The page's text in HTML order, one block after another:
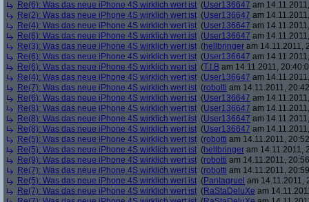
Re(6): Was das neue iPhone 4S wirklich wert ist (User136647 am
Re(2): Was das neue iPhone 4S wirklich wert ist (User136647 am
Re(4): Was das neue iPhone 4S wirklich wert ist (User136647 am
Re(6): Was das neue iPhone 4S wirklich wert ist (User136647 am
Re(3): Was das neue iPhone 4S wirklich wert ist (hellbringer am 14.11.2011,
Re(6): Was das neue iPhone 4S wirklich wert ist (User136647 am
Re(6): Was das neue iPhone 4S wirklich wert ist (T.I.B am 14.11.2011,
Re(4): Was das neue iPhone 4S wirklich wert ist (User136647 am
Re(7): Was das neue iPhone 4S wirklich wert ist (robotti am 14.11.2011,
Re(6): Was das neue iPhone 4S wirklich wert ist (User136647 am
Re(8): Was das neue iPhone 4S wirklich wert ist (User136647 am
Re(8): Was das neue iPhone 4S wirklich wert ist (User136647 am
Re(8): Was das neue iPhone 4S wirklich wert ist (User136647 am
Re(5): Was das neue iPhone 4S wirklich wert ist (robotti am 14.11.2011,
Re(5): Was das neue iPhone 4S wirklich wert ist (hellbringer am 14.11.2011,
Re(9): Was das neue iPhone 4S wirklich wert ist (robotti am 14.11.2011,
Re(7): Was das neue iPhone 4S wirklich wert ist (robotti am 14.11.2011,
Re(5): Was das neue iPhone 4S wirklich wert ist (Pantagruel am 14.11.2011,
Re(7): Was das neue iPhone 4S wirklich wert ist (RaStaDeluXe am